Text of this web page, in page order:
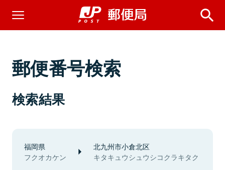
郵便番号検索
検索結果
福岡県
フクオカケン
北九州市小倉北区
キタキュウシュウシコクラキタク